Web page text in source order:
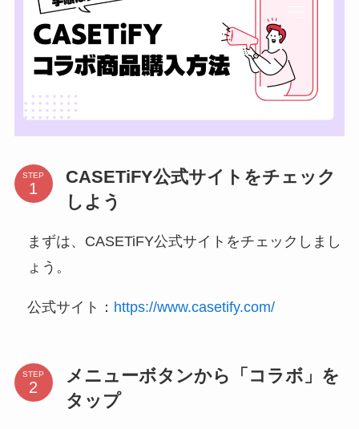
STEP
CASETiFY公式サイトをチェック
しよう
まずは、CASETiFY公式サイトをチェックしまし
ょう。
公式サイト： https://www.casetify.com/
STEP
メニューボタンから「コラボ」を
タップ